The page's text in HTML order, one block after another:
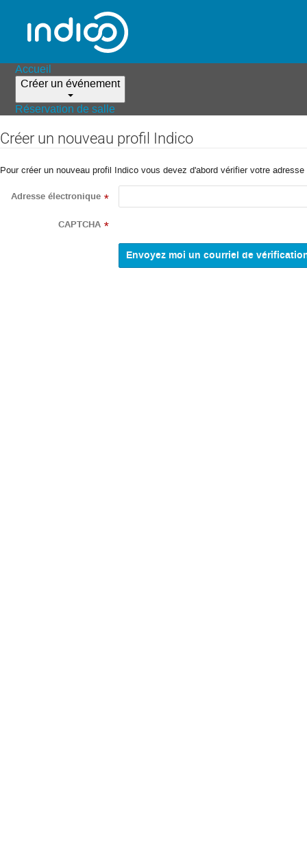
Accueil
Créer un événement
Réservation de salle
Créer un nouveau profil Indico
Pour créer un nouveau profil Indico vous devez d'abord vérifier votre
Adresse électronique *
CAPTCHA *